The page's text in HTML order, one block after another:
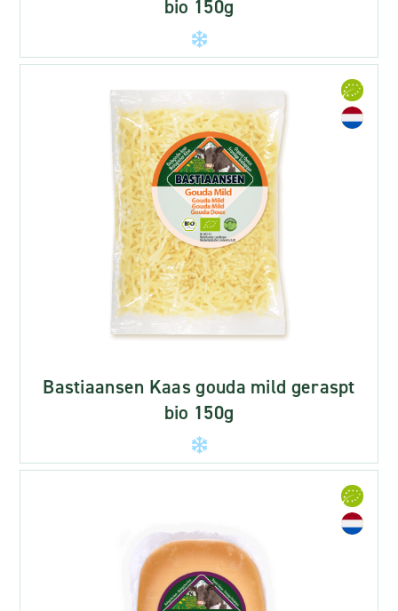
bio 150g
Bastiaansen Kaas gouda mild geraspt
bio 150g